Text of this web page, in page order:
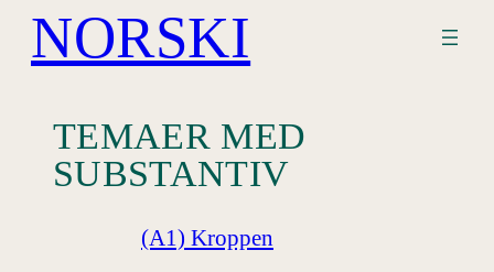
Hopp
NORSKI
TEMAER MED
SUBSTANTIV
(A1) Kroppen